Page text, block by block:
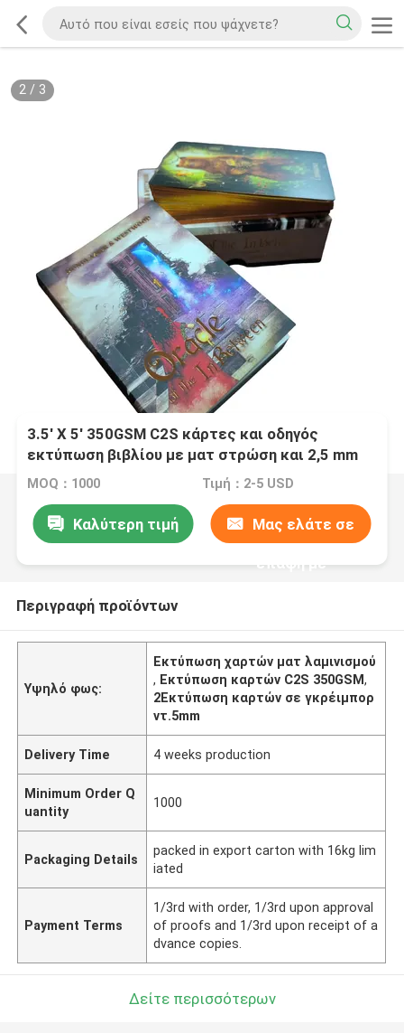
2/ 3
3.5' X 5' 350GSM C2S κάρτες και οδηγός
εκτύπωση βιβλίου με ματ στρώση και 2,5 mm
γκρέιμπορντ επικαλυμμένο πάνω / κάτω κουτί
MOQ：1000 Τιμή：2-5 USD
Καλύτερη τιμή Μας ελάτε σε
επαφή με
Περιγραφή προϊόντων
Υψηλό φως:
Εκτύπωση χαρτών ματ λαμινισμού
, Εκτύπωση καρτών C2S 350GSM,
2Εκτύπωση καρτών σε γκρέιμπορ
ντ.5mm
Delivery Time 4 weeks production
Minimum Order Q
uantity
1000
Packaging Details
packed in export carton with 16kg lim
iated
Payment Terms
1/3rd with order, 1/3rd upon approval
of proofs and 1/3rd upon receipt of a
dvance copies.
Δείτε περισσότερων